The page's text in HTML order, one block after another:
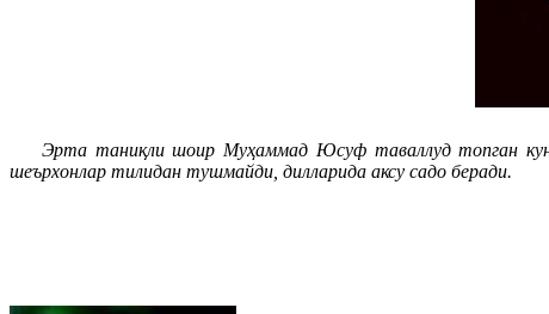
Эрта таниқли шоир Муҳаммад Юсуф таваллуд топган
шеърхонлар тилидан тушмайди, дилларида аксу садо беради.